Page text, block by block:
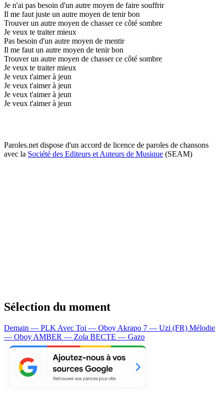
Je n'ai pas besoin d'un autre moyen de faire souffrir
Il me faut juste un autre moyen de tenir bon
Trouver un autre moyen de chasser ce côté sombre
Je veux te traiter mieux
Pas besoin d'un autre moyen de mentir
Il me faut un autre moyen de tenir bon
Trouver un autre moyen de chasser ce côté sombre
Je veux te traiter mieux
Je veux t'aimer à jeun
Je veux t'aimer à jeun
Je veux t'aimer à jeun
Je veux t'aimer à jeun
Paroles.net dispose d'un accord de licence de paroles de chansons
avec la Société des Editeurs et Auteurs de Musique (SEAM)
Sélection du moment
Demain — PLK Avec Toi — Oboy Akrapo 7 — Uzi (FR) Mélodie
— Oboy AMBER — Zola BECTE — Gazo